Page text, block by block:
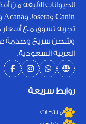
تجربة تسوق مع أسعار
وشحن سريع وخدمة
العربية السعودية.
روابط سريعة
منتجات